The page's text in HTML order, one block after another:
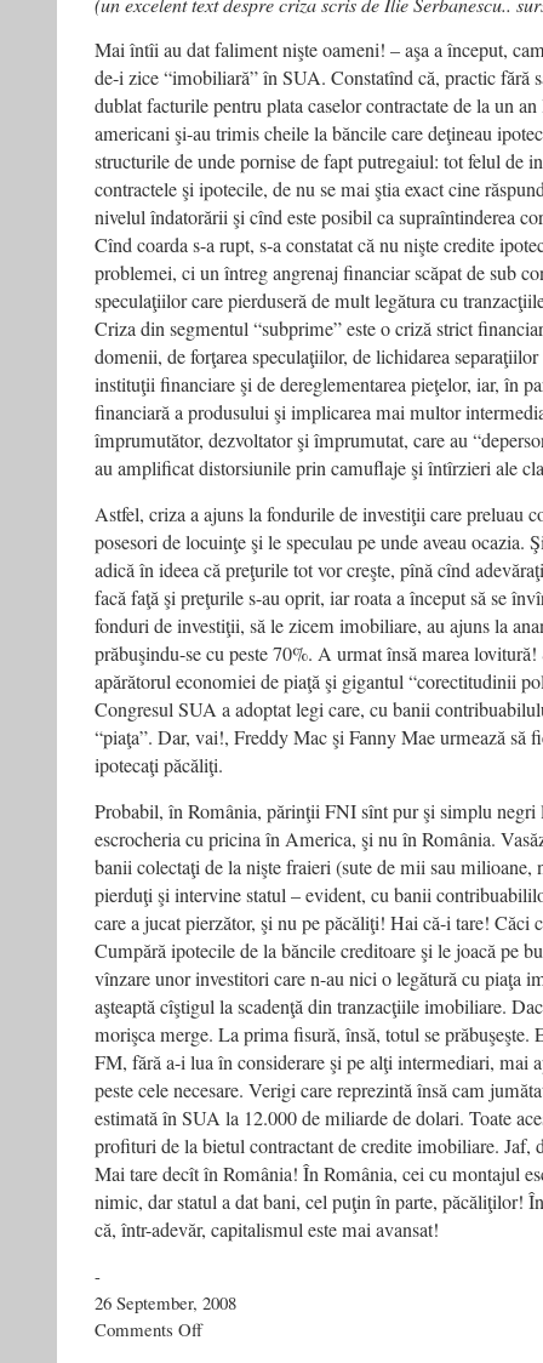
de
Bucureşti
Mai întîi au dat faliment nişte oameni! – aşa a început,
de-i zice “imobiliară” în SUA. Constatînd că, practic fără
dublat facturile pentru plata caselor contractate de la un
americani şi-au trimis cheile la băncile care deţineau
structurile de unde pornise de fapt putregaiul: tot felul de
contractele şi ipotecile, de nu se mai ştia exact cine
nivelul îndatorării şi cînd este posibil ca supraîntinderea
Cînd coarda s-a rupt, s-a constatat că nu nişte credite
problemei, ci un întreg angrenaj financiar scăpat de sub
speculaţiilor care pierduseră de mult legătura cu
Criza din segmentul “subprime” este o criză strict
domenii, de forţarea speculaţiilor, de lichidarea
instituţii financiare şi de dereglementarea pieţelor, iar, în
financiară a produsului şi implicarea mai multor
împrumutător, dezvoltator şi împrumutat, care au
au amplificat distorsiunile prin camuflaje şi întîrzieri ale
Astfel, criza a ajuns la fondurile de investiţii care preluau
posesori de locuinţe şi le speculau pe unde aveau ocazia.
adică în ideea că preţurile tot vor creşte, pînă cînd
facă faţă şi preţurile s-au oprit, iar roata a început să se
fonduri de investiţii, să le zicem imobiliare, au ajuns la
prăbuşindu-se cu peste 70%. A urmat însă marea
apărătorul economiei de piaţă şi gigantul “corectitudinii
Congresul SUA a adoptat legi care, cu banii
“piaţa”. Dar, vai!, Freddy Mac şi Fanny Mae urmează să
ipotecaţi păcăliţi.
Probabil, în România, părinţii FNI sînt pur şi simplu negri
escrocheria cu pricina în America, şi nu în România.
banii colectaţi de la nişte fraieri (sute de mii sau milioane,
pierduţi şi intervine statul – evident, cu banii
care a jucat pierzător, şi nu pe păcăliţi! Hai că-i tare!
Cumpără ipotecile de la băncile creditoare şi le joacă pe
vînzare unor investitori care n-au nici o legătură cu piaţa
aşteaptă cîştigul la scadenţă din tranzacţiile imobiliare.
morişca merge. La prima fisură, însă, totul se
FM, fără a-i lua în considerare şi pe alţi intermediari, mai
peste cele necesare. Verigi care reprezintă însă cam
estimată în SUA la 12.000 de miliarde de dolari. Toate
profituri de la bietul contractant de credite imobiliare. Jaf,
Mai tare decît în România! În România, cei cu montajul
nimic, dar statul a dat bani, cel puţin în parte, păcăliţilor!
că, într-adevăr, capitalismul este mai avansat!
-
26 September, 2008
Comments Offon